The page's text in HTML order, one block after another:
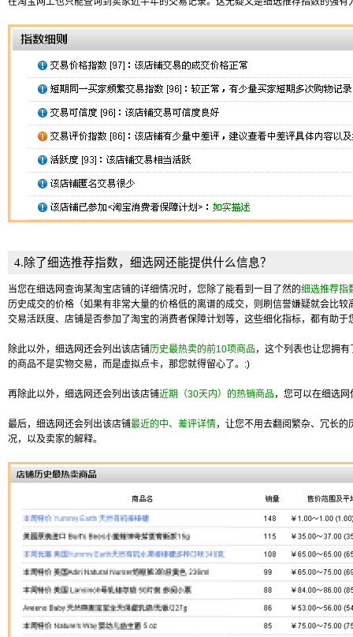
4.除了细选推荐指数，细选网还能提供什么信息？
当您在细选网查询某淘宝店铺的详细情况时，您除了能看到一目了然的细选推荐指
历史成交的价格（如果有非常大量的价格低的离谱的成交，则刷信誉嫌疑就会比
交易活跃度、店铺是否参加了淘宝的消费者保障计划等，这些细化指标，都有助
除此以外，细选网还会列出该店铺历史最热卖的前10项商品 ，这个列表也让您拥
的商品不是实物交易，而是虚拟点卡，那您就得留心了。:)
再除此以外，细选网还会列出该店铺近期（30天内）的热销商品 ，您可以在细选
最后，细选网还会列出该店铺最近的中、差评详情，让您不用去翻阅繁杂、冗长
况，以及卖家的解释。